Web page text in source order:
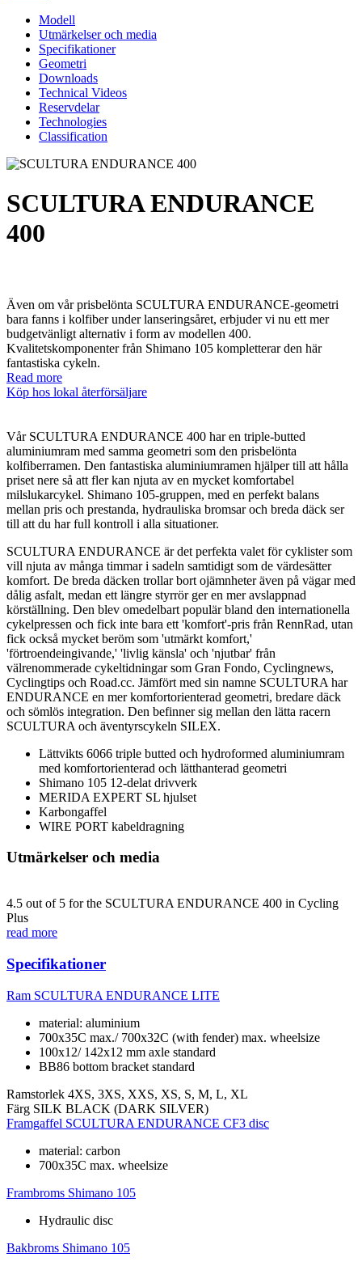
Modell
Utmärkelser och media
Specifikationer
Geometri
Downloads
Technical Videos
Reservdelar
Technologies
Classification
SCULTURA ENDURANCE
400
Även om vår prisbelönta SCULTURA ENDURANCE-geometri
bara fanns i kolfiber under lanseringsåret, erbjuder vi nu ett mer
budgetvänligt alternativ i form av modellen 400.
Kvalitetskomponenter från Shimano 105 kompletterar den här
fantastiska cykeln.
Read more
Köp hos lokal återförsäljare
Vår SCULTURA ENDURANCE 400 har en triple-butted
aluminiumram med samma geometri som den prisbelönta
kolfiberramen. Den fantastiska aluminiumramen hjälper till att hålla
priset nere så att fler kan njuta av en mycket komfortabel
milslukarcykel. Shimano 105-gruppen, med en perfekt balans
mellan pris och prestanda, hydrauliska bromsar och breda däck ser
till att du har full kontroll i alla situationer.
SCULTURA ENDURANCE är det perfekta valet för cyklister som
vill njuta av många timmar i sadeln samtidigt som de värdesätter
komfort. De breda däcken trollar bort ojämnheter även på vägar med
dålig asfalt, medan ett längre styrrör ger en mer avslappnad
körställning. Den blev omedelbart populär bland den internationella
cykelpressen och fick inte bara ett 'komfort'-pris från RennRad, utan
fick också mycket beröm som 'utmärkt komfort,'
'förtroendeingivande,' 'livlig känsla' och 'njutbar' från
välrenommerade cykeltidningar som Gran Fondo, Cyclingnews,
Cyclingtips och Road.cc. Jämfört med sin namne SCULTURA har
ENDURANCE en mer komfortorienterad geometri, bredare däck
och sömlös integration. Den befinner sig mellan den lätta racern
SCULTURA och äventyrscykeln SILEX.
Lättvikts 6066 triple butted och hydroformed aluminiumram
med komfortorienterad och lätthanterad geometri
Shimano 105 12-delat drivverk
MERIDA EXPERT SL hjulset
Karbongaffel
WIRE PORT kabeldragning
Utmärkelser och media
4.5 out of 5 for the SCULTURA ENDURANCE 400 in Cycling
Plus
read more
Specifikationer
Ram SCULTURA ENDURANCE LITE
material: aluminium
700x35C max./ 700x32C (with fender) max. wheelsize
100x12/ 142x12 mm axle standard
BB86 bottom bracket standard
Ramstorlek 4XS, 3XS, XXS, XS, S, M, L, XL
Färg SILK BLACK (DARK SILVER)
Framgaffel SCULTURA ENDURANCE CF3 disc
material: carbon
700x35C max. wheelsize
Frambroms Shimano 105
Hydraulic disc
Bakbroms Shimano 105